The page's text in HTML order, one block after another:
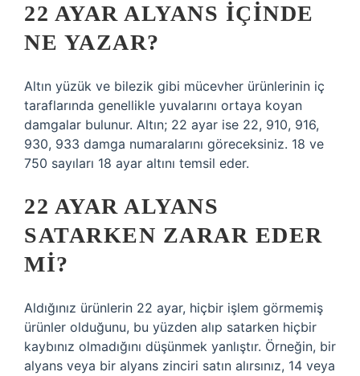
22 AYAR ALYANS IÇINDE
NE YAZAR?
Altın yüzük ve bilezik gibi mücevher ürünlerinin iç
taraflarında genellikle yuvalarını ortaya koyan
damgalar bulunur. Altın; 22 ayar ise 22, 910, 916,
930, 933 damga numaralarını göreceksiniz. 18 ve
750 sayıları 18 ayar altını temsil eder.
22 AYAR ALYANS
SATARKEN ZARAR EDER
MI?
Aldığınız ürünlerin 22 ayar, hiçbir işlem görmemiş
ürünler olduğunu, bu yüzden alıp satarken hiçbir
kaybınız olmadığını düşünmek yanlıştır. Örneğin, bir
alyans veya bir alyans zinciri satın alırsınız, 14 veya